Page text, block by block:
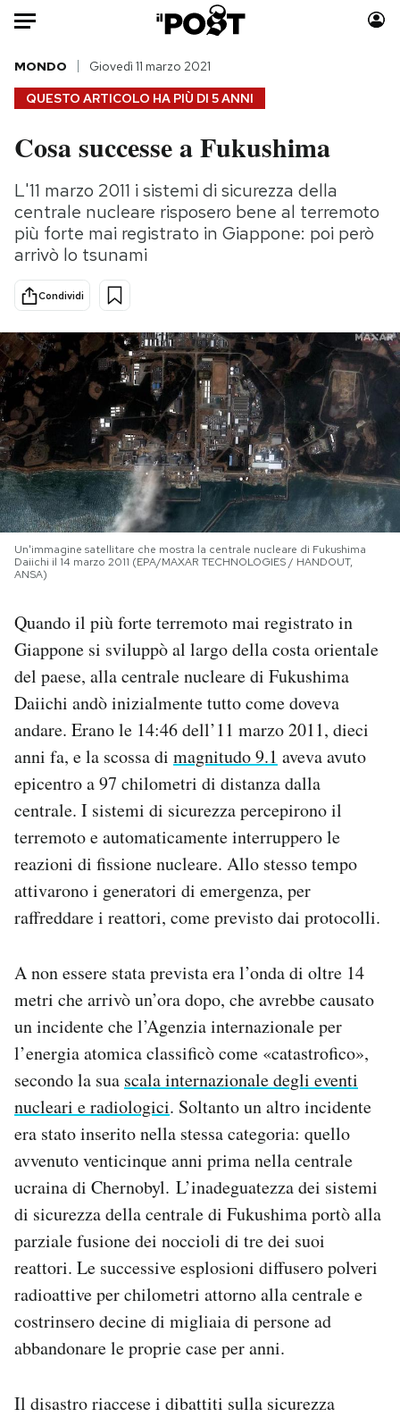
Auto
HOME
Italia
Politica
Tecnologia
Internet
Scienza
Cultura
Economia
Sport
Moda
Consumismi
Storie/Idee
Altrecose
Mondiali calcio 2026
PODCAST
NEWSLETTER
I MIEI PREFERITI
CALENDARIO
AREA PERSONALE
Area Personale
Newsletter
Notifiche mobile
Regala il Post
Hai bisogno di aiuto?
QUESTO ARTICOLO HA PIÙ DI 5 ANNI
MONDO Giovedì 11 marzo 2021
Cosa successe a Fukushima
L'11 marzo 2011 i sistemi di sicurezza della
centrale nucleare risposero bene al terremoto
più forte mai registrato in Giappone: poi però
arrivò lo tsunami
Condividi
Un'immagine satellitare che mostra la centrale nucleare di Fukushima
Daiichi il 14 marzo 2011 (EPA/MAXAR TECHNOLOGIES / HANDOUT,
ANSA)
Quando il più forte terremoto mai registrato in
Giappone si sviluppò al largo della costa orientale
del paese, alla centrale nucleare di Fukushima
Daiichi andò inizialmente tutto come doveva
andare. Erano le 14:46 dell’11 marzo 2011, dieci
anni fa, e la scossa di magnitudo 9.1 aveva avuto
epicentro a 97 chilometri di distanza dalla
centrale. I sistemi di sicurezza percepirono il
terremoto e automaticamente interruppero le
reazioni di fissione nucleare. Allo stesso tempo
attivarono i generatori di emergenza, per
raffreddare i reattori, come previsto dai protocolli.
A non essere stata prevista era l’onda di oltre 14
metri che arrivò un’ora dopo, che avrebbe causato
un incidente che l’Agenzia internazionale per
l’energia atomica classificò come «catastrofico»,
secondo la sua scala internazionale degli eventi
nucleari e radiologici. Soltanto un altro incidente
era stato inserito nella stessa categoria: quello
avvenuto venticinque anni prima nella centrale
ucraina di Chernobyl. L’inadeguatezza dei sistemi
di sicurezza della centrale di Fukushima portò alla
parziale fusione dei noccioli di tre dei suoi
reattori. Le successive esplosioni diffusero polveri
radioattive per chilometri attorno alla centrale e
costrinsero decine di migliaia di persone ad
abbandonare le proprie case per anni.
Il disastro riaccese i dibattiti sulla sicurezza